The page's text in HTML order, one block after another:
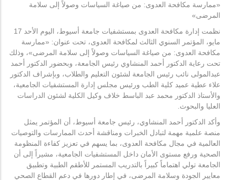
«ممارسة مكافحة العدوى: من صياغة السياسات وصولاً إلى سلامة
المرضى»
نظمت إدارة مكافحة العدوى بمستشفيات جامعة أسيوط، اليوم الأحد 17
مايو، المؤتمر السنوي الثالث لمكافحة العدوى، تحت عنوان: «ممارسة
مكافحة العدوى: من صياغة السياسات وصولاً إلى سلامة المرضى»، وذلك
تحت رعاية الدكتور أحمد المنشاوي رئيس الجامعة، وبحضور الدكتور أحمد
عبدالمولى نائب رئيس الجامعة لشئون التعليم والطلاب، وبإشراف الدكتور
علاء عطية عميد كلية الطب ورئيس مجلس إدارة المستشفيات الجامعية،
والأستاذ الدكتور محمد عبد الباسط خلاف وكيل الكلية لشئون الدراسات
العليا والبحوث.
وأكد الدكتور أحمد المنشاوي، رئيس جامعة أسيوط، أن المؤتمر يمثل
منصة علمية مهمة لتبادل الخبرات ومناقشة أحدث الممارسات والتوصيات
العالمية في مجال مكافحة العدوى، بما يسهم في تعزيز كفاءة المنظومة
الصحية ورفع مستوى الأمان داخل المستشفيات الجامعية، مشيراً إلى أن
الجامعة تولي اهتماماً كبيراً بالتدريب المستمر للأطقم الطبية وتطبيق
معايير الجودة وسلامة المرضى، في إطار دورها في دعم القطاع الصحي